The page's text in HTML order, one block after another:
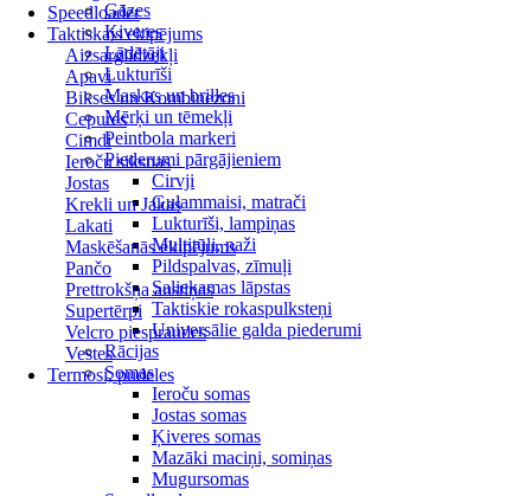
Speedloader
Taktiskais ekipējums
Aizsarglīdzekļi
Apavi
Bikses un Kombinezoni
Cepures
Cimdi
Ieroču siksnas
Jostas
Krekli un Jakas
Lakati
Maskēšanās ekipējums
Pančo
Prettrokšņa austiņas
Supertērpi
Velcro piespraudes
Vestes
Termosi, pudeles
Gāzes
Ķiveres
Lādētāji
Lukturīši
Maskas un brilles
Mērķi un tēmekļi
Peintbola markeri
Piederumi pārgājieniem
Cirvji
Guļammaisi, matrači
Lukturīši, lampiņas
Multitūli, naži
Pildspalvas, zīmuļi
Saliekamas lāpstas
Taktiskie rokaspulksteņi
Universālie galda piederumi
Rācijas
Somas
Ieroču somas
Jostas somas
Ķiveres somas
Mazāki maciņi, somiņas
Mugursomas